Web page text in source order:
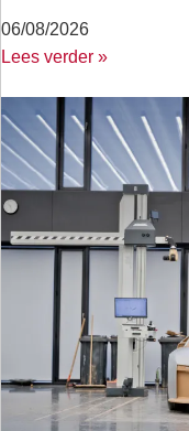
06/08/2026
Lees verder »